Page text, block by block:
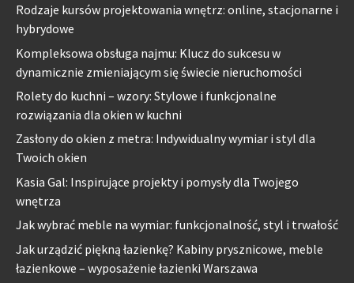
Rodzaje kursów projektowania wnętrz: online, stacjonarne i
hybrydowe
Kompleksowa obsługa najmu: Klucz do sukcesu w
dynamicznie zmieniającym się świecie nieruchomości
Rolety do kuchni – wzory: Stylowe i funkcjonalne
rozwiązania dla okien w kuchni
Zasłony do okien z metra: Indywidualny wymiar i styl dla
Twoich okien
Kasia Gal: Inspirujące projekty i pomysły dla Twojego
wnętrza
Jak wybrać meble na wymiar: funkcjonalność, styl i trwałość
Jak urządzić piękną łazienkę? Kabiny prysznicowe, meble
łazienkowe – wyposażenie łazienki Warszawa